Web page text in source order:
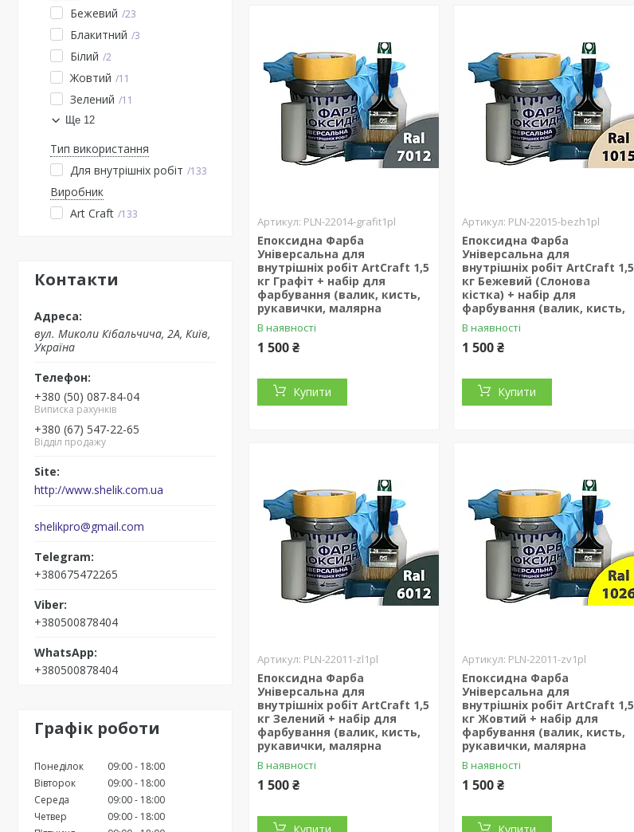
Бежевий 23
Блакитний 3
Білий 2
Жовтий 11
Зелений 11
Ще 12
Тип використання
Для внутрішніх робіт
133
Виробник
Art Craft 133
Контакти
вул. Миколи Кібальчича, 2А, Київ,
Україна
+380 (50) 087-84-04
Виписка рахунків
+380 (67) 547-22-65
Відділ продажу
http://www.shelik.com.ua
shelikpro@gmail.com
+380675472265
+380500878404
+380500878404
Графік роботи
Понеділок 09:00
18:00
Вівторок
09:00
18:00
Середа
09:00
18:00
Четвер
09:00
18:00
PLN-22014-grafit1pl
Епоксидна Фарба
Універсальна для
внутрішніх робіт ArtCraft 1,5
кг Графіт + набір для
фарбування (валик, кисть,
рукавички, малярна
В наявності
1 500 ₴
Купити
PLN-22015-bezh1pl
Епоксидна Фарба
Універсальна для
внутрішніх робіт ArtCraft 1,5
кг Бежевий (Слонова
кістка) + набір для
фарбування (валик, кисть,
В наявності
1 500 ₴
Купити
PLN-22011-zl1pl
Епоксидна Фарба
Універсальна для
внутрішніх робіт ArtCraft 1,5
кг Зелений + набір для
фарбування (валик, кисть,
рукавички, малярна
В наявності
1 500 ₴
PLN-22011-zv1pl
Епоксидна Фарба
Універсальна для
внутрішніх робіт ArtCraft 1,5
кг Жовтий + набір для
фарбування (валик, кисть,
рукавички, малярна
В наявності
1 500 ₴